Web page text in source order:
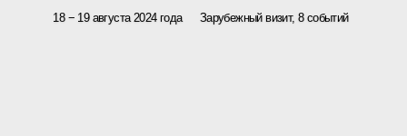
18 − 19 августа 2024 года Зарубежный визит, 8 событий